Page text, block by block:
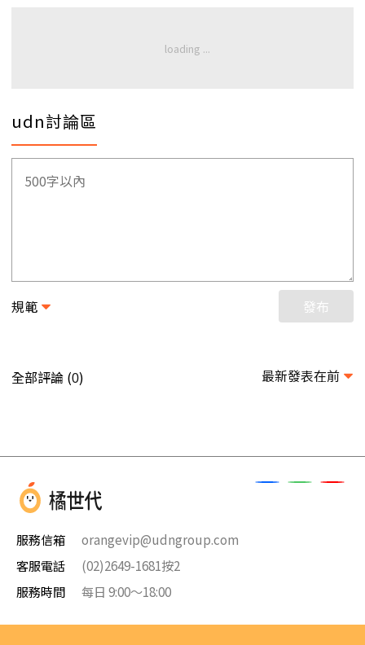
udn討論區
規範 發布
全部評論 (0) 最新發表在前
服務信箱
orangevip@udngroup.com
客服電話
(02)2649-1681按2
服務時間
每日 9:00～18:00